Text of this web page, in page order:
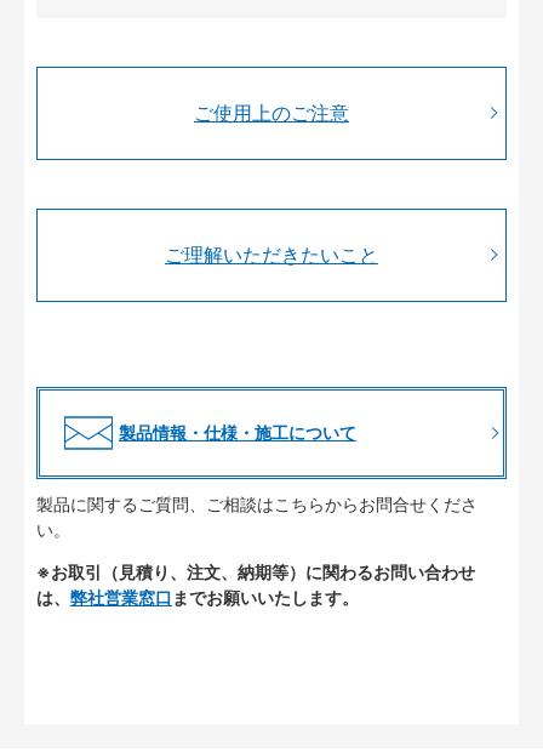
ご使用上のご注意
ご理解いただきたいこと
製品情報・仕様・施工について
製品に関するご質問、ご相談はこちらからお問合せくださ
い。
※お取引（見積り、注文、納期等）に関わるお問い合わせ
は、 弊社営業窓口 までお願いいたします。